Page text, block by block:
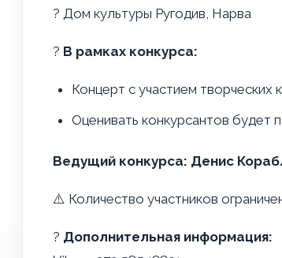
? Дом культуры Ругодив, Нарва
? В рамках конкурса:
Концерт с участием творческих
Оценивать конкурсантов будет
Ведущий конкурса: Денис
⚠️ Количество участников
? Дополнительная информация: